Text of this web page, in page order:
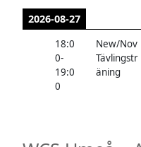
2026-08-27
18:0
0-
19:0
0
New/Nov
Tävlingstr
äning